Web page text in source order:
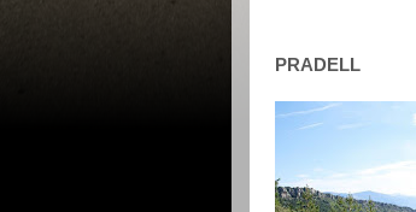
PRADELL